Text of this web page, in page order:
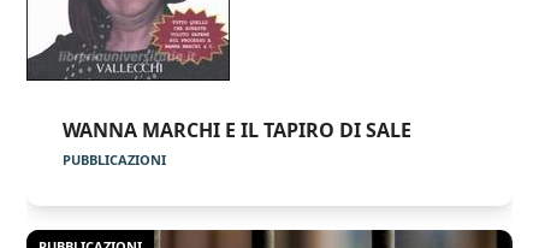
WANNA MARCHI E IL TAPIRO DI SALE
PUBBLICAZIONI